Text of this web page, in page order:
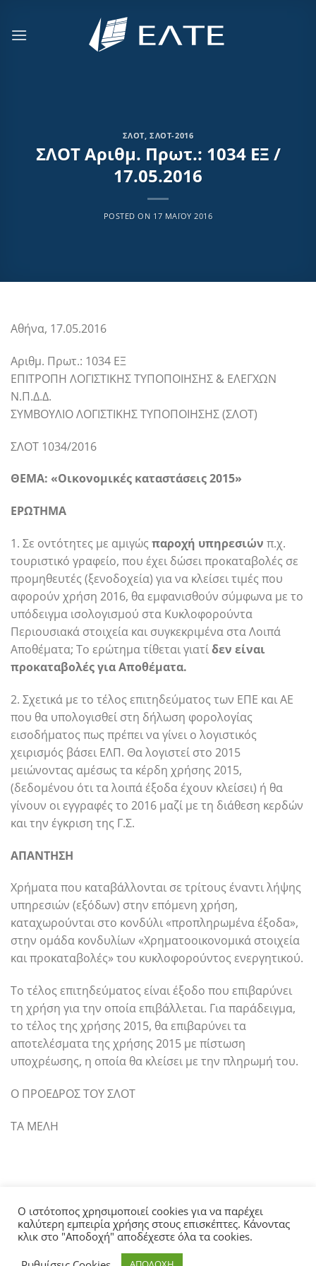
περιεχόμενο
ΣΛΟΤ ,ΣΛΟΤ-2016
ΣΛΟΤ Αριθμ. Πρωτ.: 1034 ΕΞ /
17.05.2016
POSTED ON 17 ΜΑΪ́ΟΥ 2016
Αθήνα, 17.05.2016
Αριθμ. Πρωτ.: 1034 ΕΞ
ΕΠΙΤΡΟΠΗ ΛΟΓΙΣΤΙΚΗΣ ΤΥΠΟΠΟΙΗΣΗΣ & ΕΛΕΓΧΩΝ
Ν.Π.Δ.Δ.
ΣΥΜΒΟΥΛΙΟ ΛΟΓΙΣΤΙΚΗΣ ΤΥΠΟΠΟΙΗΣΗΣ (ΣΛΟΤ)
ΣΛΟΤ 1034/2016
ΘΕΜΑ: «Οικονομικές καταστάσεις 2015»
ΕΡΩΤΗΜΑ
1. Σε οντότητες με αμιγώς παροχή υπηρεσιών π.χ.
τουριστικό γραφείο, που έχει δώσει προκαταβολές σε
προμηθευτές (ξενοδοχεία) για να κλείσει τιμές που
αφορούν χρήση 2016, θα εμφανισθούν σύμφωνα με το
υπόδειγμα ισολογισμού στα Κυκλοφορούντα
Περιουσιακά στοιχεία και συγκεκριμένα στα Λοιπά
Αποθέματα; Το ερώτημα τίθεται γιατίδεν είναι
προκαταβολές για Αποθέματα.
2. Σχετικά με το τέλος επιτηδεύματος των ΕΠΕ και ΑΕ
που θα υπολογισθεί στη δήλωση φορολογίας
εισοδήματος πως πρέπει να γίνει ο λογιστικός
χειρισμός βάσει ΕΛΠ. Θα λογιστεί στο 2015
μειώνοντας αμέσως τα κέρδη χρήσης 2015,
(δεδομένου ότι τα λοιπά έξοδα έχουν κλείσει) ή θα
γίνουν οι εγγραφές το 2016 μαζί με τη διάθεση κερδών
και την έγκριση της Γ.Σ.
ΑΠΑΝΤΗΣΗ
Χρήματα που καταβάλλονται σε τρίτους έναντι λήψης
υπηρεσιών (εξόδων) στην επόμενη χρήση,
καταχωρούνται στο κονδύλι «προπληρωμένα έξοδα»,
στην ομάδα κονδυλίων «Χρηματοοικονομικά στοιχεία
και προκαταβολές» του κυκλοφορούντος ενεργητικού.
Το τέλος επιτηδεύματος είναι έξοδο που επιβαρύνει
τη χρήση για την οποία επιβάλλεται. Για παράδειγμα,
το τέλος της χρήσης 2015, θα επιβαρύνει τα
αποτελέσματα της χρήσης 2015 με πίστωση
υποχρέωσης, η οποία θα κλείσει με την πληρωμή του.
Ο ΠΡΟΕΔΡΟΣ ΤΟΥ ΣΛΟΤ
ΤΑ ΜΕΛΗ
ΣΧΕΤΙΚΑ ΜΕ ΤΗΝ ΕΛΤΕ
ΓΝΩΜΟΔΟΤΗΣΕΙΣ
ΕΠΙΚΟΙΝΩΝΙΑ
Ο ιστότοπος χρησιμοποιεί cookies για να παρέχει
καλύτερη εμπειρία χρήσης στους επισκέπτες. Κάνοντας
κλικ στο "Αποδοχή" αποδέχεστε όλα τα cookies.